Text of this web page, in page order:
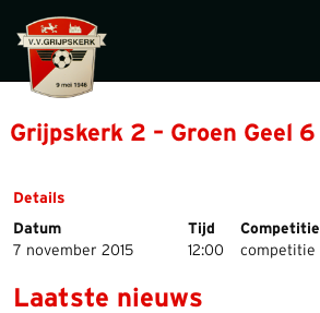
Grijpskerk 2 – Groen Geel 6
Details
Datum
Tijd Competitie
7 november 2015
12:00 competitie
Laatste nieuws